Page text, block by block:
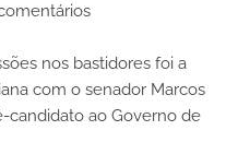
nos bastidores foi a
com o senador Marcos
candidato ao Governo de